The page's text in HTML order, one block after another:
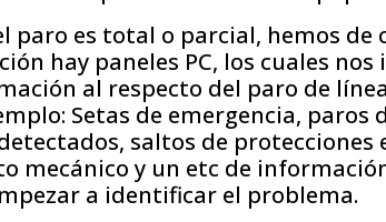
paro es total o parcial, hemos de
hay paneles PC, los cuales
al respecto del paro de
Setas de emergencia, paros
saltos de protecciones
mecánico y un etc de
a identificar el problema.